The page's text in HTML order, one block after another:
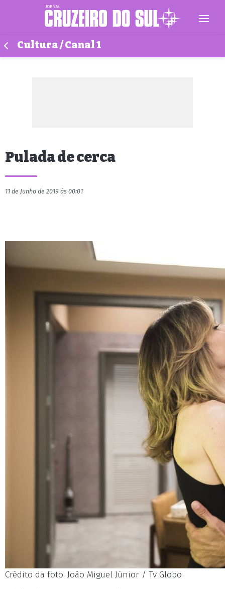
Cultura / Canal 1
Pulada de cerca
11 de Junho de 2019 às 00:01
Crédito da foto: João Miguel Júnior / Tv Globo